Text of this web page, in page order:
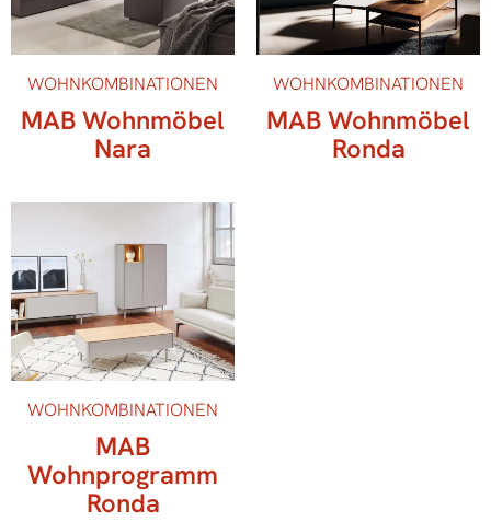
WOHNKOMBINATIONEN
MAB Wohnmöbel
Nara
WOHNKOMBINATIONEN
MAB Wohnmöbel
Ronda
WOHNKOMBINATIONEN
MAB
Wohnprogramm
Ronda